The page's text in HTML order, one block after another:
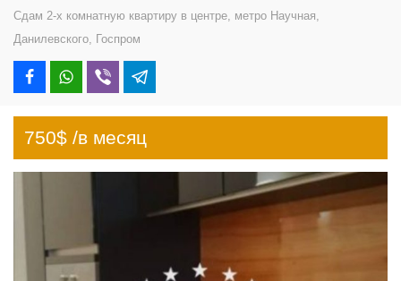
Сдам 2-х комнатную квартиру в центре, метро Научная,
Данилевского, Госпром
750$ /в месяц